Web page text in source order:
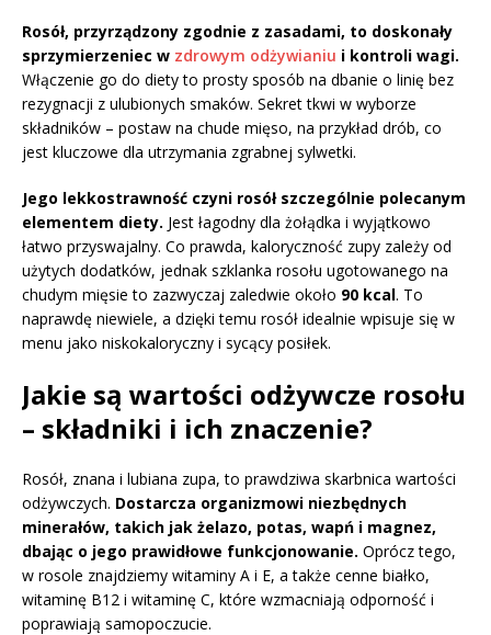
Rosół, przyrządzony zgodnie z zasadami, to doskonały
sprzymierzeniec w zdrowym odżywianiu i kontroli wagi.
Włączenie go do diety to prosty sposób na dbanie o linię bez
rezygnacji z ulubionych smaków. Sekret tkwi w wyborze
składników – postaw na chude mięso, na przykład drób, co
jest kluczowe dla utrzymania zgrabnej sylwetki.
Jego lekkostrawność czyni rosół szczególnie polecanym
elementem diety. Jest łagodny dla żołądka i wyjątkowo
łatwo przyswajalny. Co prawda, kaloryczność zupy zależy od
użytych dodatków, jednak szklanka rosołu ugotowanego na
chudym mięsie to zazwyczaj zaledwie około 90 kcal. To
naprawdę niewiele, a dzięki temu rosół idealnie wpisuje się w
menu jako niskokaloryczny i sycący posiłek.
Jakie są wartości odżywcze rosołu
– składniki i ich znaczenie?
Rosół, znana i lubiana zupa, to prawdziwa skarbnica wartości
odżywczych. Dostarcza organizmowi niezbędnych
minerałów, takich jak żelazo, potas, wapń i magnez,
dbając o jego prawidłowe funkcjonowanie. Oprócz tego,
w rosole znajdziemy witaminy A i E, a także cenne białko,
witaminę B12 i witaminę C, które wzmacniają odporność i
poprawiają samopoczucie.